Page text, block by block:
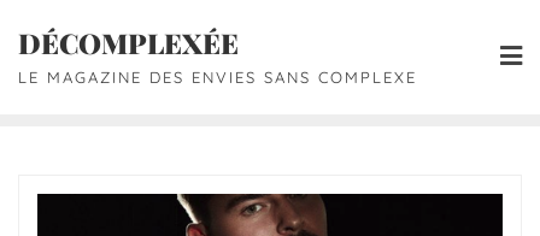
DÉCOMPLEXÉE
LE MAGAZINE DES ENVIES SANS COMPLEXE